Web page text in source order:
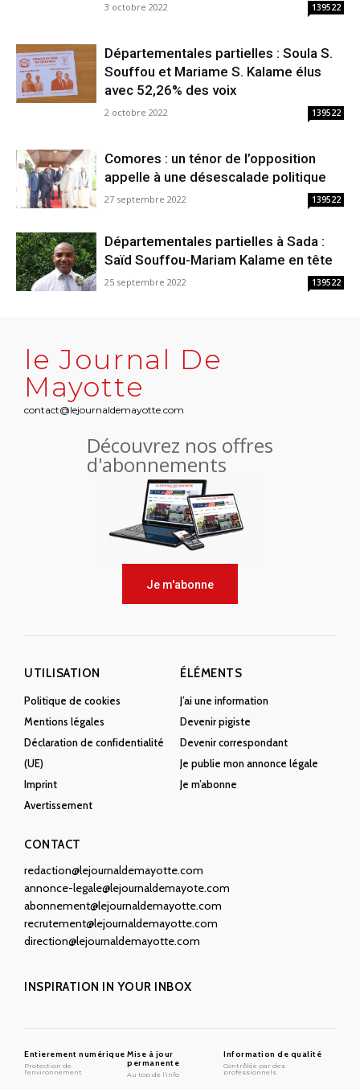
3 octobre 2022 139522
Départementales partielles : Soula S.
Souffou et Mariame S. Kalame élus
avec 52,26% des voix
2 octobre 2022 139522
Comores : un ténor de l’opposition
appelle à une désescalade politique
27 septembre 2022 139522
Départementales partielles à Sada :
Saïd Souffou-Mariam Kalame en tête
25 septembre 2022 139522
le Journal De
Mayotte
contact@lejournaldemayotte.com
Découvrez nos offres
d'abonnements
Je m'abonne
UTILISATION
Politique de cookies
Mentions légales
Déclaration de confidentialité
(UE)
Imprint
Avertissement
ÉLÉMENTS
J’ai une information
Devenir pigiste
Devenir correspondant
Je publie mon annonce légale
Je m’abonne
CONTACT
redaction@lejournaldemayotte.com
annonce-legale@lejournaldemayote.com
abonnement@lejournaldemayotte.com
recrutement@lejournaldemayotte.com
direction@lejournaldemayotte.com
INSPIRATION IN YOUR INBOX
Entierement numérique
Protection de
l'environnement
Mise à jour
permanente
Au top de l'info
Information de qualité
Contrôlée par des
professionnels